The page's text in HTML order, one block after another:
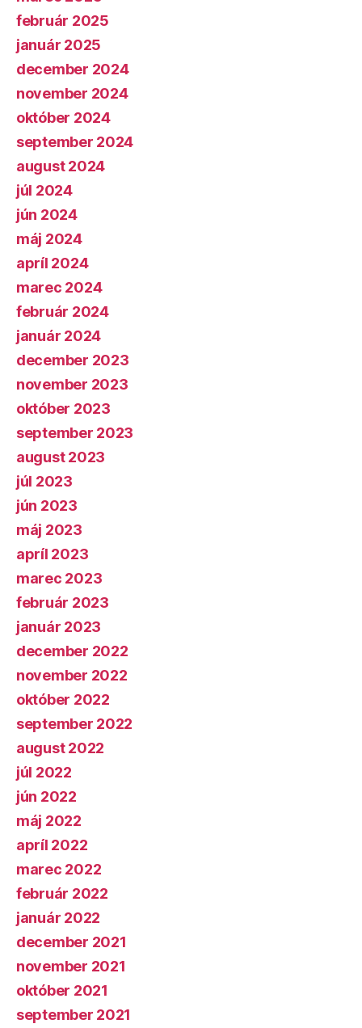
február 2025
január 2025
december 2024
november 2024
október 2024
september 2024
august 2024
júl 2024
jún 2024
máj 2024
apríl 2024
marec 2024
február 2024
január 2024
december 2023
november 2023
október 2023
september 2023
august 2023
júl 2023
jún 2023
máj 2023
apríl 2023
marec 2023
február 2023
január 2023
december 2022
november 2022
október 2022
september 2022
august 2022
júl 2022
jún 2022
máj 2022
apríl 2022
marec 2022
február 2022
január 2022
december 2021
november 2021
október 2021
september 2021